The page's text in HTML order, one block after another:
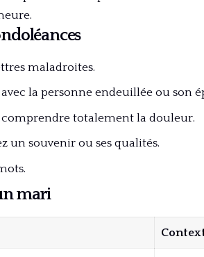
maladroites.
la personne endeuillée ou son
totalement la douleur.
un souvenir ou ses qualités.
mari